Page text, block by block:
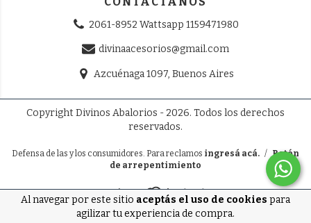
Al navegar por este sitio aceptás el uso de cookies para
agilizar tu experiencia de compra.
2061-8952 Wattsapp 1159471980
divinaacesorios@gmail.com
Azcuénaga 1097, Buenos Aires
Copyright Divinos Abalorios - 2026. Todos los derechos
reservados.
Defensa de las y los consumidores. Para reclamos ingresá acá. / Botón
de arrepentimiento